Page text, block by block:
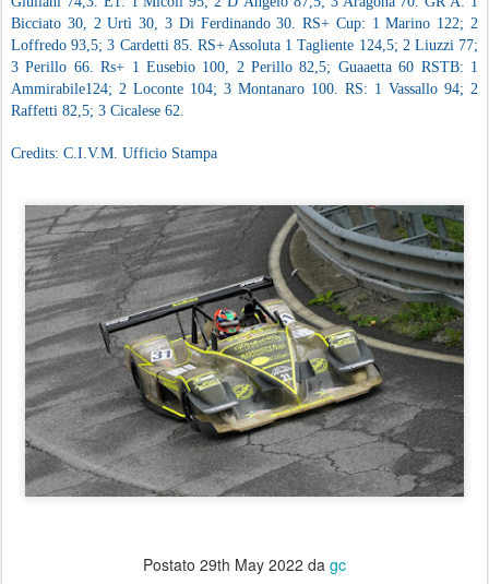
Bicciato 30, 2 Urtì 30, 3 Di Ferdinando 30. RS+ Cup: 1 Marino 122; 2
Loffredo 93,5; 3 Cardetti 85. RS+ Assoluta 1 Tagliente 124,5; 2 Liuzzi 77;
3 Perillo 66. Rs+ 1 Eusebio 100, 2 Perillo 82,5; Guaaetta 60 RSTB: 1
Ammirabile124; 2 Loconte 104; 3 Montanaro 100. RS: 1 Vassallo 94; 2
Raffetti 82,5; 3 Cicalese 62.
Credits: C.I.V.M. Ufficio Stampa
Postato 29th May 2022 da gc